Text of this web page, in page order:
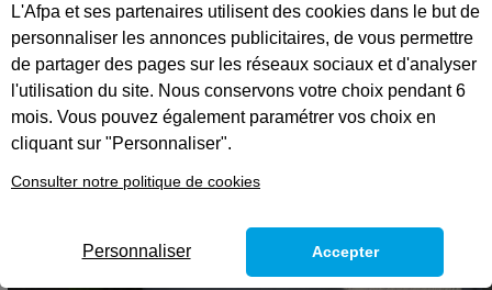
L'Afpa et ses partenaires utilisent des cookies dans le but de
personnaliser les annonces publicitaires, de vous permettre
de partager des pages sur les réseaux sociaux et d'analyser
l'utilisation du site. Nous conservons votre choix pendant 6
mois. Vous pouvez également paramétrer vos choix en
cliquant sur "Personnaliser".
Consulter notre politique de cookies
Personnaliser Accepter